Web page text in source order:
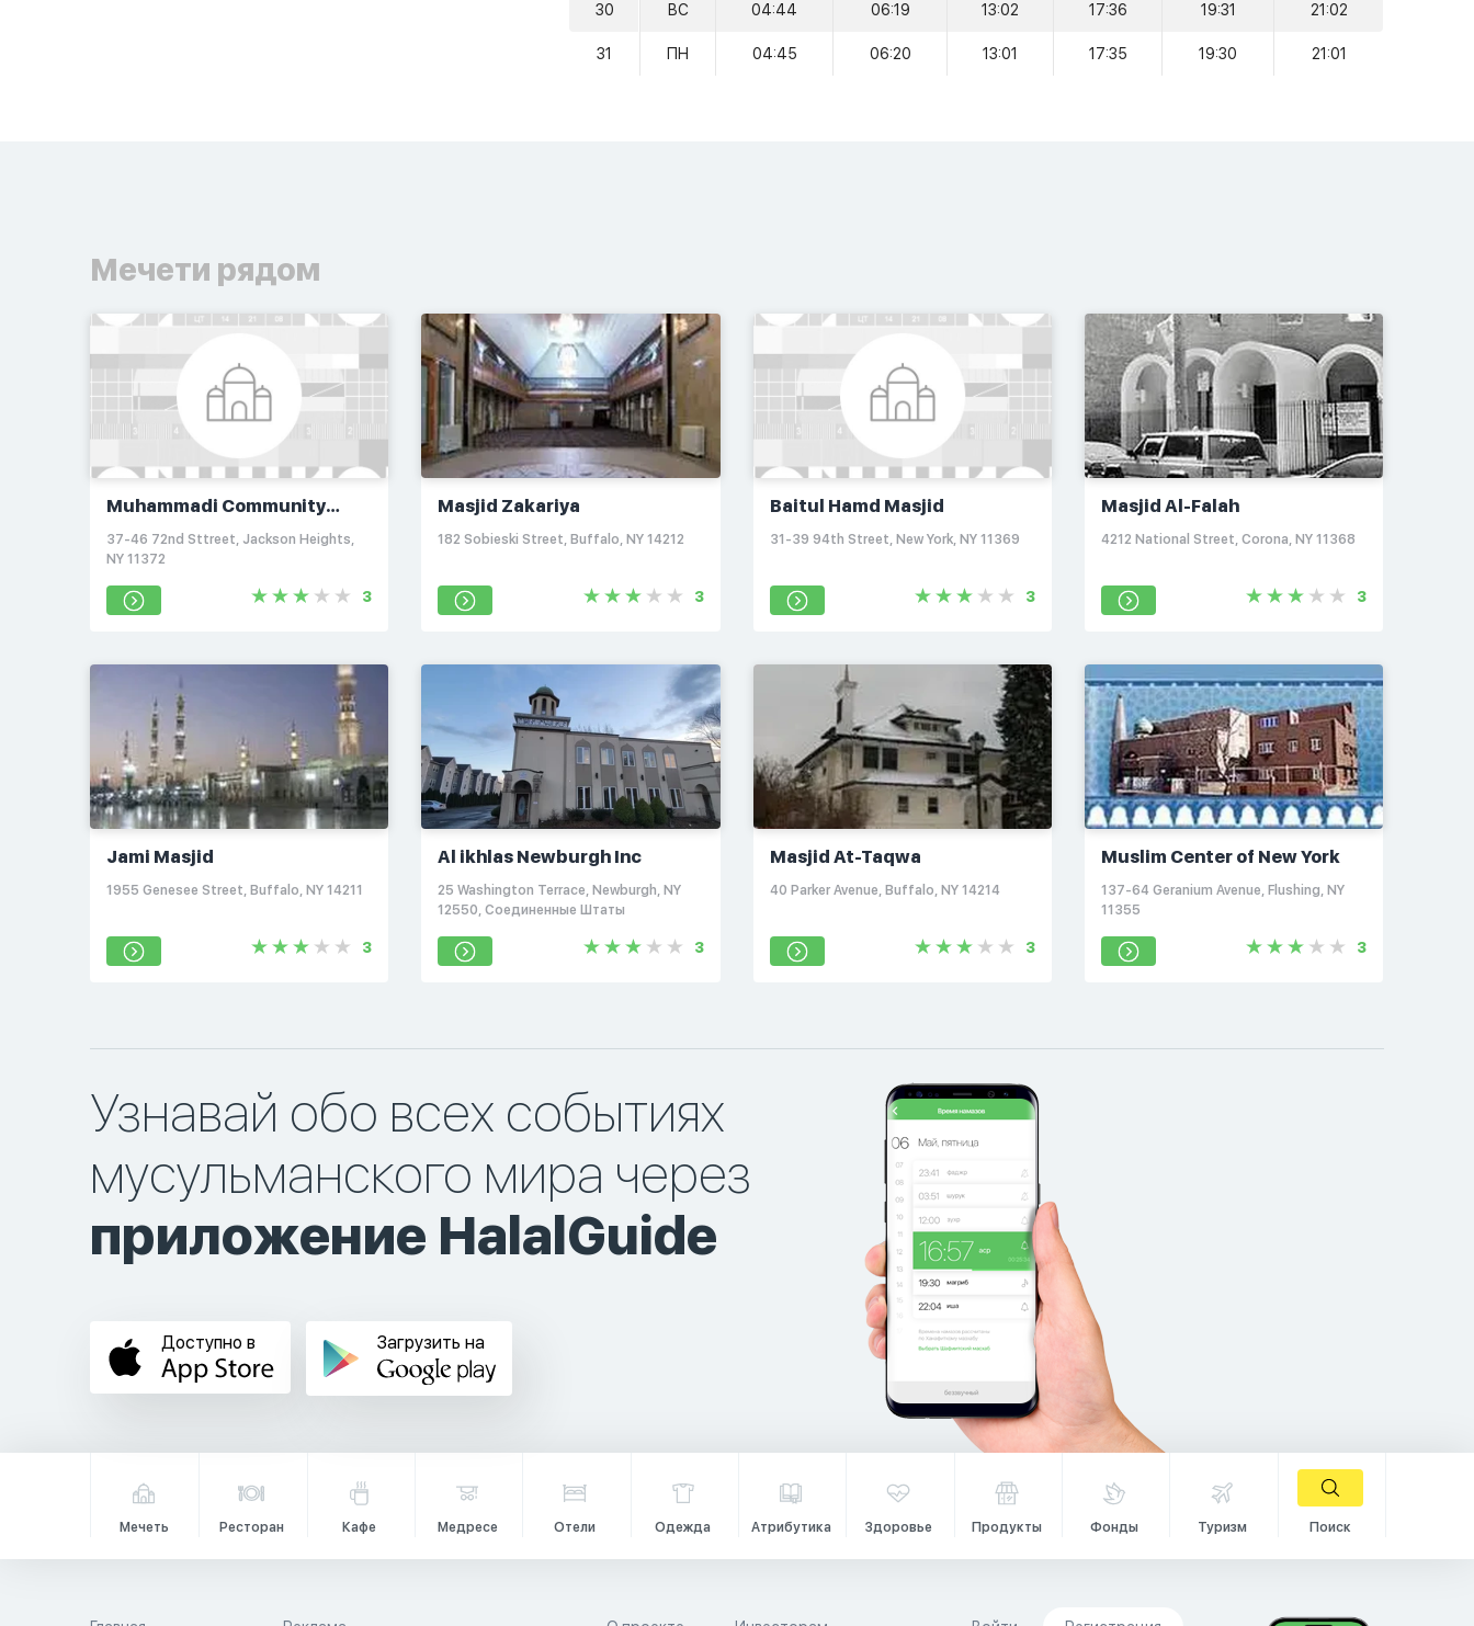
30 ВС 04:44 06:19 13:02 17:36 19:31 21:02
31 ПН 04:45 06:20 13:01 17:35 19:30 21:01
Мечети рядом
Muhammadi Community
Center
37-46 72nd Sttreet, Jackson Heights,
NY 11372
3
Masjid Zakariya
182 Sobieski Street, Buffalo, NY 14212
3
Baitul Hamd Masjid
31-39 94th Street, New York, NY 11369
3
Masjid Al-Falah
4212 National Street, Corona, NY 11368
3
Jami Masjid
1955 Genesee Street, Buffalo, NY 14211
3
Al ikhlas Newburgh Inc
25 Washington Terrace, Newburgh, NY
12550, Соединенные Штаты
3
Masjid At-Taqwa
40 Parker Avenue, Buffalo, NY 14214
3
Muslim Center of New York
137-64 Geranium Avenue, Flushing, NY
11355
3
Узнавай обо всех событиях
мусульманского мира через
приложение HalalGuide
Доступно в Загрузить на
Мечеть Ресторан Кафе Медресе Отели Одежда Атрибутика Здоровье Продукты Фонды Туризм Поиск